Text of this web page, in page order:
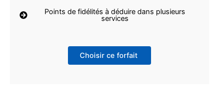
Points de fidélités à déduire dans plusieurs
services
Choisir ce forfait